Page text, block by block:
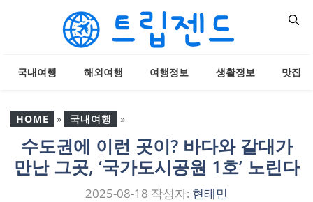
뛰
기
국내여행 해외여행 여행정보 생활정보 맛집
HOME » 국내여행 »
수도권에 이런 곳이? 바다
와 갈대가 만난 그곳, ‘국가
도시공원 1호’ 노린다
수도권에 이런 곳이? 바다와 갈대가
만난 그곳, ‘국가도시공원 1호’ 노린다
2025-08-18 작성자: 현태민